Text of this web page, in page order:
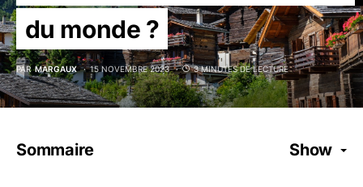
du monde ?
PAR MARGAUX 15 NOVEMBRE 2023 3 MINUTES DE LECTURE
Sommaire Show